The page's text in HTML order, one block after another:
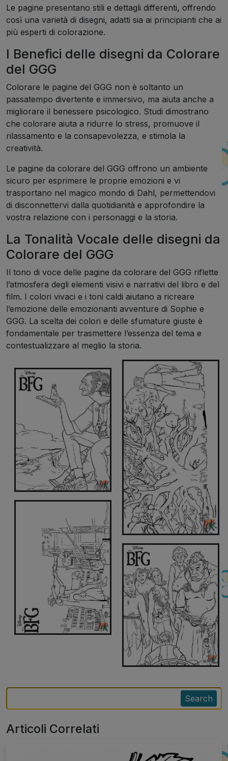
Le pagine presentano stili e dettagli differenti, offrendo
così una varietà di disegni, adatti sia ai principianti che ai
più esperti di colorazione.
I Benefici delle disegni da Colorare
del GGG
Colorare le pagine del GGG non è soltanto un
passatempo divertente e immersivo, ma aiuta anche a
migliorare il benessere psicologico. Studi dimostrano
che colorare aiuta a ridurre lo stress, promuove il
rilassamento e la consapevolezza, e stimola la
creatività.
Le pagine da colorare del GGG offrono un ambiente
sicuro per esprimere le proprie emozioni e vi
trasportano nel magico mondo di Dahl, permettendovi
di disconnettervi dalla quotidianità e approfondire la
vostra relazione con i personaggi e la storia.
La Tonalità Vocale delle disegni da
Colorare del GGG
Il tono di voce delle pagine da colorare del GGG riflette
l’atmosfera degli elementi visivi e narrativi del libro e del
film. I colori vivaci e i toni caldi aiutano a ricreare
l’emozione delle emozionanti avventure di Sophie e
GGG. La scelta dei colori e delle sfumature giuste è
fondamentale per trasmettere l’essenza del tema e
contestualizzare al meglio la storia.
Search
Articoli Correlati